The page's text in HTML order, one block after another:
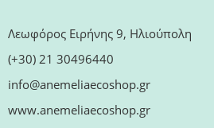
Λεωφόρος Ειρήνης 9, Ηλιούπολη
(+30) 21 30496440
info@anemeliaecoshop.gr
www.anemeliaecoshop.gr